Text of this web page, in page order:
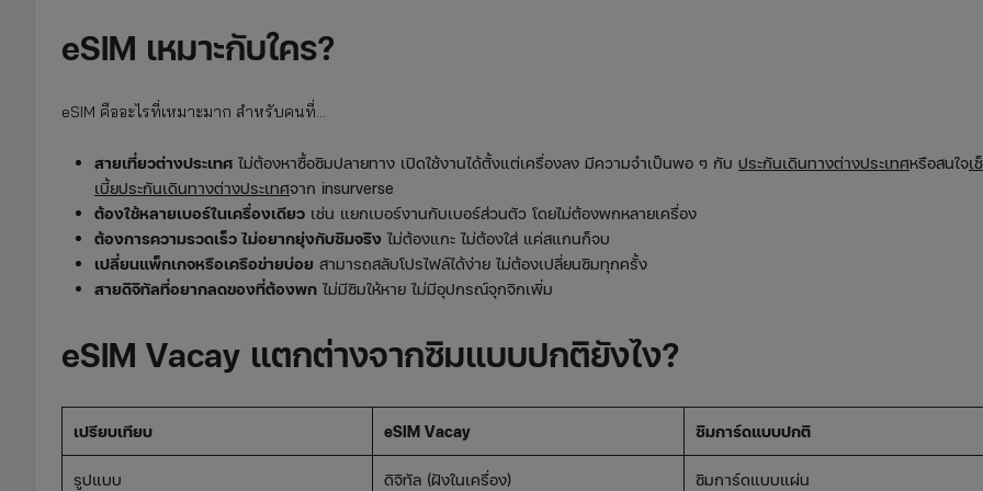
eSIM เหมาะกับใคร?
eSIM คืออะไรที่เหมาะมาก สำหรับคนที่…
สายเที่ยวต่างประเทศ ไม่ต้องหาซื้อซิมปลายทาง เปิดใช้งานได้ตั้งแต่เครื่องลง มีความจำเป็นพอ ๆ กับ ประกันเดินทางต่างประเทศหรือสนใจเ
เบี้ยประกันเดินทางต่างประเทศจาก insurverse
ต้องใช้หลายเบอร์ในเครื่องเดียว เช่น แยกเบอร์งานกับเบอร์ส่วนตัว โดยไม่ต้องพกหลายเครื่อง
ต้องการความรวดเร็ว ไม่อยากยุ่งกับซิมจริง ไม่ต้องแกะ ไม่ต้องใส่ แค่สแกนก็จบ
เปลี่ยนแพ็กเกจหรือเครือข่ายบ่อย สามารถสลับโปรไฟล์ได้ง่าย ไม่ต้องเปลี่ยนซิมทุกครั้ง
สายดิจิทัลที่อยากลดของที่ต้องพก ไม่มีซิมให้หาย ไม่มีอุปกรณ์จุกจิกเพิ่ม
eSIM Vacay แตกต่างจากซิมแบบปกติยังไง?
เปรียบเทียบ eSIM Vacay ซิมการ์ดแบบปกติ
รูปแบบ ดิจิทัล (ฝังในเครื่อง) ซิมการ์ดแบบแผ่น